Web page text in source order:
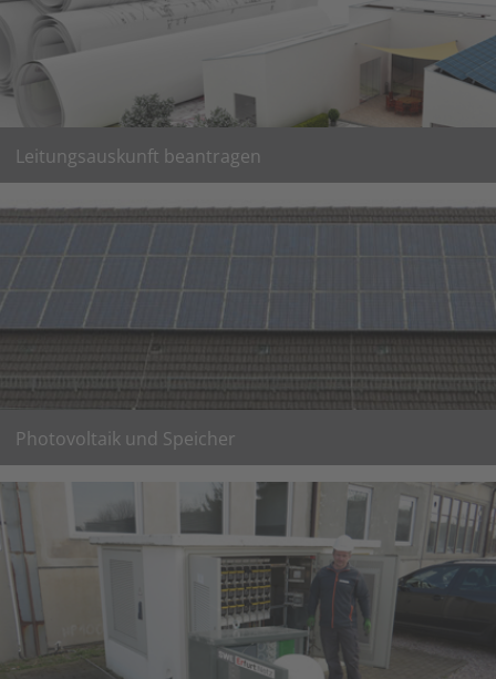
Leitungsauskunft beantragen
Neubauten?
Informationen hier!
Photovoltaik und Speicher
Informationen über den Ablauf:
"Der Weg zum Einspeiser"
weiter lesen